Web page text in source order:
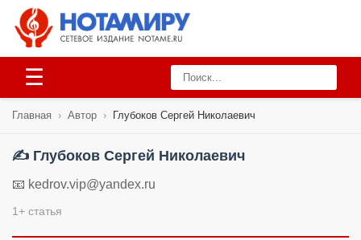
☰
Главная › Автор › Глубоков Сергей Николаевич
✍️ Глубоков Сергей Николаевич
📧 kedrov.vip@yandex.ru
1+ статья